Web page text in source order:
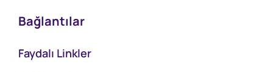
Bağlantılar
Faydalı Linkler